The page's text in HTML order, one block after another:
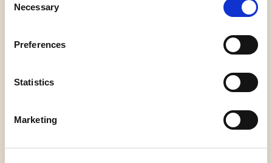
Selection
Necessary
Preferences
Statistics
Marketing
どもり（吃音）の感情的な重み、誰も語
詳細情報